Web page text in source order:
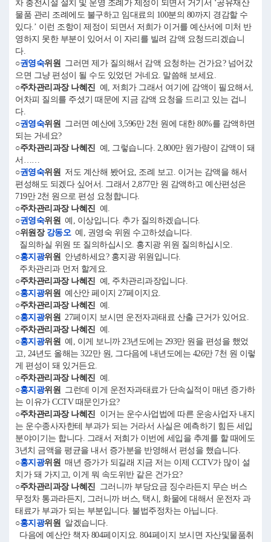
차 충전시설 설치 및 운영 조례가 제정이 되면서 거기서 ‘공유재산
물품 관리 조례에도 불구하고 임대료의 100분의 80까지 경감할 수
있다.’ 이런 조항이 제정이 되면서 저희가 이거를 예산서에 미처 반
영하지 못한 부분이 있어서 이 자리를 빌려 감액 요청드리겠습니
다.
○권영숙위원 그러면 제가 질의해서 감액 요청하는 건가요? 넘어갔
으면 그냥 편성이 될 수도 있었던 거네요. 말씀해 보세요.
○주차관리과장 나혜진 예, 저희가 그래서 여기에 감액이 필요해서,
어차피 질의를 주셨기 때문에 지금 감액 요청을 드리고 있는 겁니
다.
○권영숙위원 그러면 예산에 3,596만 2천 원에 대한 80%를 감액하면
되는 거네요?
○주차관리과장 나혜진 예, 그렇습니다. 2,800만 원가량이 감액이 돼
서……
○권영숙위원 저도 계산해 봤어요, 조례 보고. 이거는 감액을 해서
편성해도 되겠다 싶어서. 그래서 2,877만 원 감액하고 예산편성은
719만 2천 원으로 편성 요청합니다.
○주차관리과장 나혜진 예.
○권영숙위원 예, 이상입니다. 추가 질의하겠습니다.
○위원장 강동오예, 권영숙 위원 수고하셨습니다.
질의하실 위원 또 질의하십시오. 홍지광 위원 질의하십시오.
○홍지광위원 안녕하세요? 홍지광 위원입니다.
주차관리과 먼저 할게요.
○주차관리과장 나혜진 예, 주차관리과장입니다.
○홍지광위원 예산안 페이지 27페이지요.
○주차관리과장 나혜진 예.
○홍지광위원 27페이지 보시면 운전자과태료 산출 근거가 있어요.
○주차관리과장 나혜진 예.
○홍지광위원 예, 이게 보니까 23년도에는 293만 원을 편성을 했었
고, 24년도 올해는 322만 원, 그다음에 내년도에는 426만 7천 원 이렇
게 편성이 돼 있거든요.
○주차관리과장 나혜진 예.
○홍지광위원 그런데 이게 운전자과태료가 단속실적이 매년 증가하
는 이유가 CCTV 때문인가요?
○주차관리과장 나혜진 이거는 운수사업법에 따른 운송사업자 내지
는 운수종사자한테 부과가 되는 거라서 사실은 예측하기 힘든 세입
분야이기는 합니다. 그래서 저희가 이번에 세입을 추계를 할 때에도
3년치 금액을 평균을 내서 증가분을 반영해서 편성을 했습니다.
○홍지광위원 매년 증가가 되길래 지금 저는 이제 CCTV가 많이 설
치가 돼 가지고, 이게 뭐 속도위반 같은 건가요?
○주차관리과장 나혜진 그러니까 부당요금 징수라든지 무슨 버스
무정차 통과라든지, 그러니까 버스, 택시, 화물에 대해서 운전자 과
태료가 부과가 되는 부분입니다. 불법주정차는 아닙니다.
○홍지광위원 알겠습니다.
다음에 예산안 책자 804페이지요. 804페이지 보시면 자산및물품취